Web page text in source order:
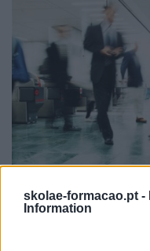
skolae-formacao.pt -
Information